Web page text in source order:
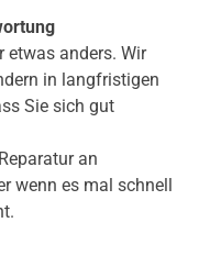
etwas anders. Wir
in langfristigen
Sie sich gut
an
wenn es mal schnell